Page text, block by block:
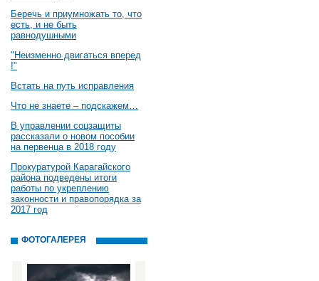
Беречь и приумножать то, что
есть, и не быть
равнодушными
"Неизменно двигаться вперед
!"
Встать на путь исправления
Что не знаете – подскажем…
В управлении соцзащиты
рассказали о новом пособии
на первенца в 2018 году
Прокуратурой Карагайского
района подведены итоги
работы по укреплению
законности и правопорядка за
2017 год
ФОТОГАЛЕРЕЯ